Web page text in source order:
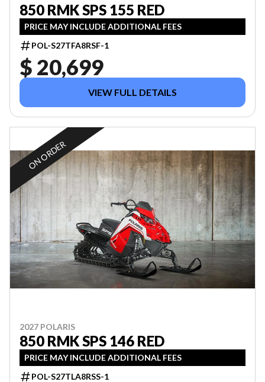
850 RMK SPS 155 RED
PRICE MAY INCLUDE ADDITIONAL FEES
POL-S27TFA8RSF-1
$ 20,699
VIEW FULL DETAILS
ON ORDER
2027 POLARIS
850 RMK SPS 146 RED
PRICE MAY INCLUDE ADDITIONAL FEES
POL-S27TLA8RSS-1